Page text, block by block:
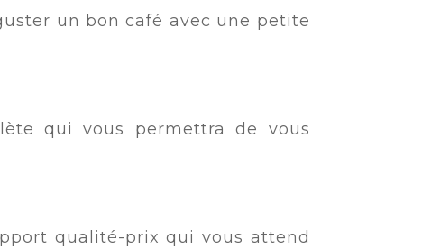
un bon café avec une petite
qui vous permettra de vous
qualité-prix qui vous attend